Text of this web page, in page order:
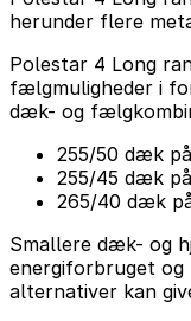
herunder flere
Polestar 4 Long
fælgmuligheder i
dæk- og
255/50 dæk
255/45 dæk
265/40 dæk
Smallere dæk- og
energiforbruget og
alternativer kan